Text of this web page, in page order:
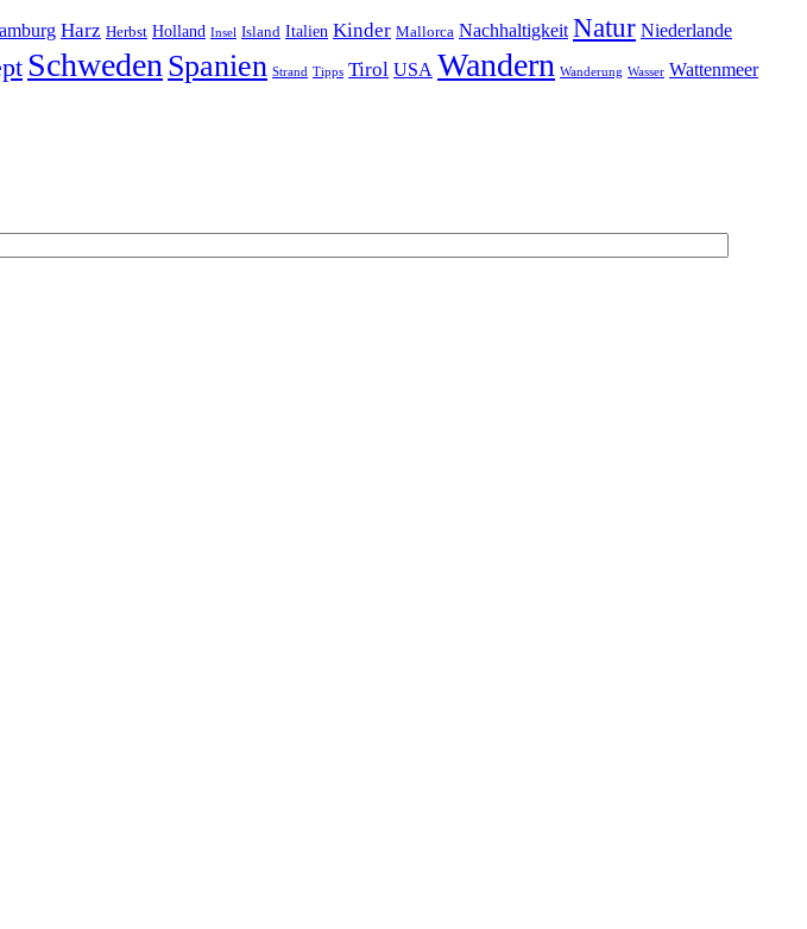
Harz Herbst Holland Insel Island Italien Kinder Mallorca Nachhaltigkeit Natur Niederlande
SchwedenSpanien Strand Tipps Tirol USA Wandern Wanderung Wasser Wattenmeer